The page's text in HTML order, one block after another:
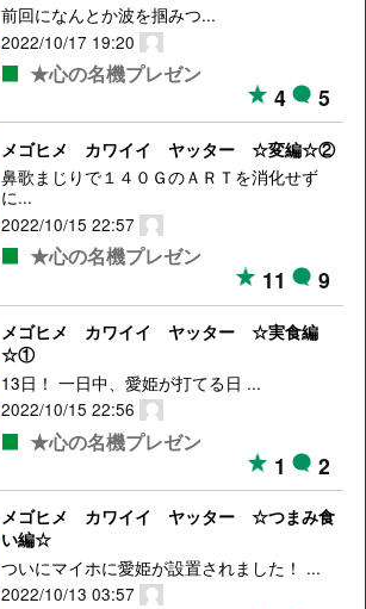
前回になんとか波を掴みつ...
2022/10/17 19:20
★心の名機プレゼン
4 5
メゴヒメ カワイイ ヤッター ☆変編☆②
鼻歌まじりで１４０ＧのＡＲＴを消化せず
に...
2022/10/15 22:57
★心の名機プレゼン
11 9
メゴヒメ カワイイ ヤッター ☆実食編
☆①
13日！ 一日中、愛姫が打てる日 ...
2022/10/15 22:56
★心の名機プレゼン
1 2
メゴヒメ カワイイ ヤッター ☆つまみ食
い編☆
ついにマイホに愛姫が設置されました！ ...
2022/10/13 03:57